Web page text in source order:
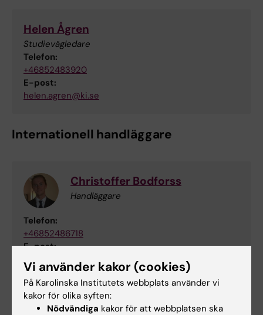
Helen Ågren
Studievägledare
Telefon:
+46852483920
E-post:
helen.agren@ki.se
Internationell handläggare
Christoffer Bodforss
Handläggare
Telefon:
+46852486718
E-post:
christoffer.bodforss@ki.se
Krishanteringsansvarig
Vi använder kakor (cookies)
På Karolinska Institutets webbplats använder vi
kakor för olika syften:
Nödvändiga kakor för att webbplatsen ska